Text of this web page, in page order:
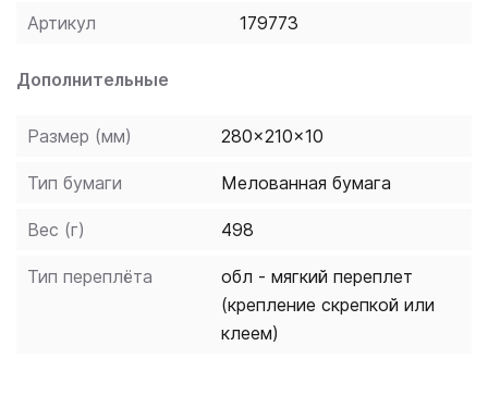
Descripción de las características literarias de cada
fragmentos literarios, con actividades de comprensión
con lecturas complementarias con explotación
literarios.
Артикул 179773
Дополнительные
Размер (мм) 280x210x10
Тип бумаги Мелованная бумага
Вес (г) 498
Тип переплёта
обл - мягкий переплет
(крепление скрепкой или
клеем)